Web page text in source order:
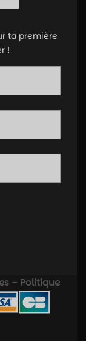
ta première
!
– Politique